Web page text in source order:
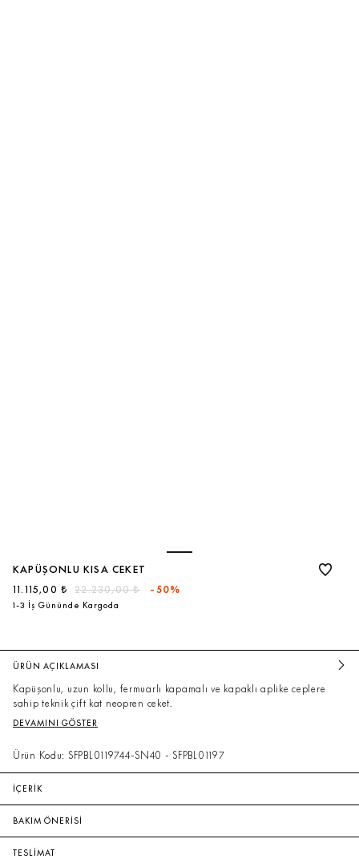
KAPÜŞONLU KISA CEKET
22.230,00 ₺
11.115,00 ₺ -50%
1-3 İş Gününde Kargoda
ÜRÜN AÇIKLAMASI
Kapüşonlu, uzun kollu, fermuarlı kapamalı ve kapaklı aplike ceplere
sahip teknik çift kat neopren ceket.
DEVAMINI GÖSTER
Ürün Kodu: SFPBL0119744-SN40 - SFPBL01197
İÇERİK
BAKIM ÖNERİSİ
TESLİMAT